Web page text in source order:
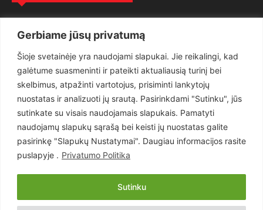
Gerbiame jūsų privatumą
Šioje svetainėje yra naudojami slapukai. Jie reikalingi, kad
galėtume suasmeninti ir pateikti aktualiausią turinį bei
skelbimus, atpažinti vartotojus, prisiminti lankytojų
nuostatas ir analizuoti jų srautą. Pasirinkdami "Sutinku", jūs
sutinkate su visais naudojamais slapukais. Pamatyti
naudojamų slapukų sąrašą bei keisti jų nuostatas galite
pasirinkę "Slapukų Nustatymai". Daugiau informacijos rasite
puslapyje . Privatumo Politika
Sutinku
Teisėsauga
1497
Aktualu
Lietuva
619
Pasaulis
Статьи на русском
Articles in english